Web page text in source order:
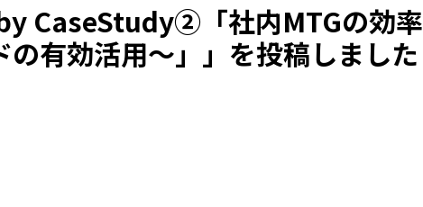
CaseStudy②「社内MTGの効率
有効活用〜」」を投稿しました